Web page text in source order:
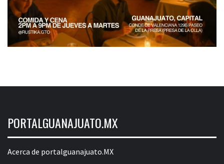
PORTALGUANAJUATO.MX
Acerca de portalguanajuato.MX